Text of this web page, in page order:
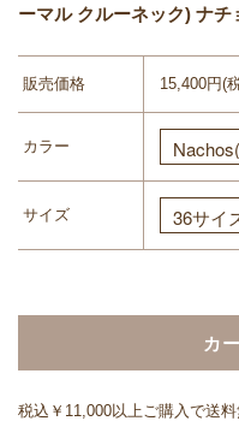
ーマル クルーネック) ナチ
販売価格 15,400円(
カラー
サイズ
カ
税込￥11,000以上ご購入で送